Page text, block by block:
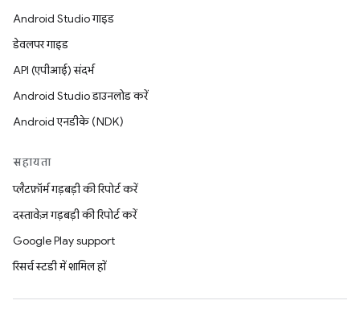
Android Studio गाइड
डेवलपर गाइड
API (एपीआई) संदर्भ
Android Studio डाउनलोड करें
Android एनडीके (NDK)
सहायता
प्लैटफ़ॉर्म गड़बड़ी की रिपोर्ट करें
दस्तावेज़ गड़बड़ी की रिपोर्ट करें
Google Play support
रिसर्च स्टडी में शामिल हों